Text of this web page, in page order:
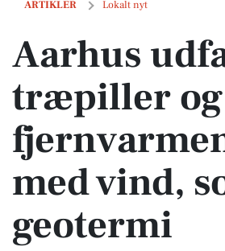
ARTIKLER Lokalt nyt
Aarhus udfaser træpiller og gør
Aarhus
træpiller
med vind,
geotermi